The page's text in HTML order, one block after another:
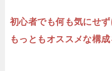
初心者でも何も気にせ
もっともオススメな構